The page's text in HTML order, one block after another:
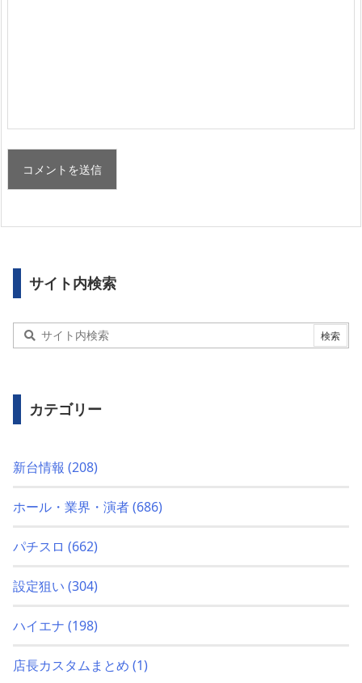
サイト内検索
カテゴリー
新台情報 (208)
ホール・業界・演者(686)
パチスロ (662)
設定狙い (304)
ハイエナ (198)
店長カスタムまとめ (1)